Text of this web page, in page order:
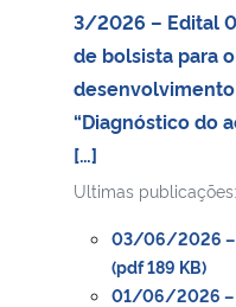
3/2026 – Edital
de bolsista para
“Diagnóstico do
[…]
Ultimas
03/06/2026 –
(pdf 189 KB)
01/06/2026 –